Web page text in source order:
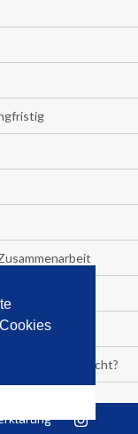
2013 vervierfacht?